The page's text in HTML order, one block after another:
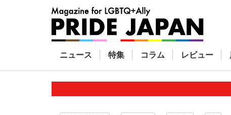
ニュース 特集 コラム レビュー